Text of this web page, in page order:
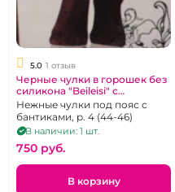
5.0 1 отзыв
Черные чулки в горошек без
силикона "Beileisi" с
бантиками на резинке
Нежные чулки под пояс с
бантиками, р. 4 (44-46)
В наличии: 1 шт.
750 pуб.
В корзину